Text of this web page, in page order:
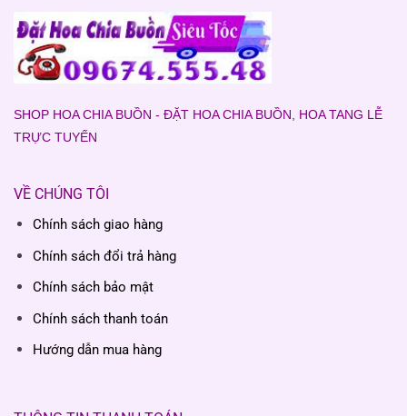
SHOP HOA CHIA BUỒN - ĐẶT HOA CHIA BUỒN, HOA TANG LỄ
TRỰC TUYẾN
VỀ CHÚNG TÔI
Chính sách giao hàng
Chính sách đổi trả hàng
Chính sách bảo mật
Chính sách thanh toán
Hướng dẫn mua hàng